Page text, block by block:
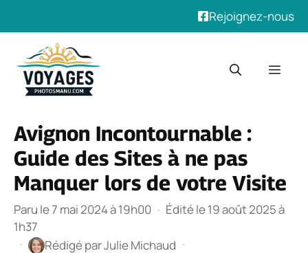
Rejoignez-nous
contenu
Avignon Incontournable :
Guide des Sites à ne pas
Manquer lors de votre Visite
Paru le 7 mai 2024 à 19h00 · Édité le 19 août 2025 à
1h37
·
Rédigé parJulie Michaud ·